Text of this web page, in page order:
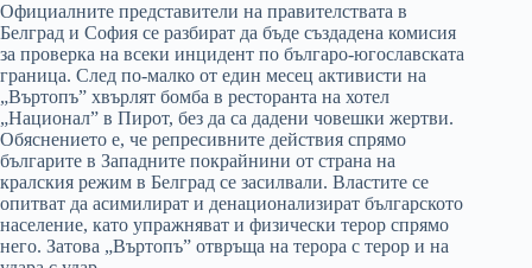
Официалните представители на правителствата в
Белград и София се разбират да бъде създадена комисия
за проверка на всеки инцидент по българо-югославската
граница. След по-малко от един месец активисти на
„Въртопъ” хвърлят бомба в ресторанта на хотел
„Национал” в Пирот, без да са дадени човешки жертви.
Обяснението е, че репресивните действия спрямо
българите в Западните покрайнини от страна на
кралския режим в Белград се засилвали. Властите се
опитват да асимилират и денационализират българското
население, като упражняват и физически терор спрямо
него. Затова „Въртопъ” отвръща на терора с терор и на